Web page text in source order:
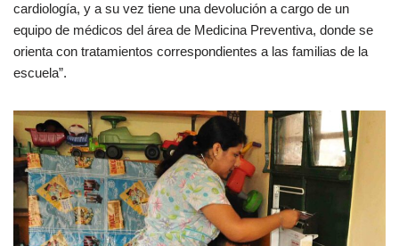
cardiología, y a su vez tiene una devolución a cargo de un
equipo de médicos del área de Medicina Preventiva, donde se
orienta con tratamientos correspondientes a las familias de la
escuela”.